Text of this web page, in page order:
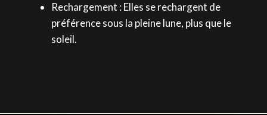
Rechargement : Elles se rechargent de
préférence sous la pleine lune, plus que le
soleil.